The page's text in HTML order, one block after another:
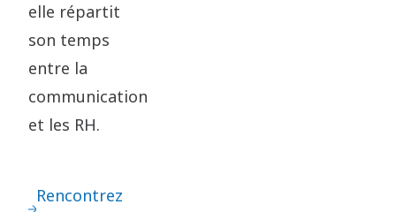
elle répartit
son temps
entre la
communication
et les RH.
Rencontrez